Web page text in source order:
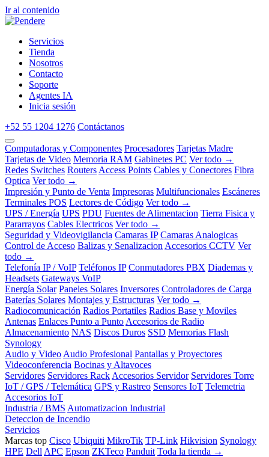
Ir al contenido
Servicios
Tienda
Nosotros
Contacto
Soporte
Agentes IA
Inicia sesión
+52 55 1204 1276 Contáctanos
Computadoras y Componentes Procesadores Tarjetas Madre
Tarjetas de Video Memoria RAM Gabinetes PC Ver todo →
Redes Switches Routers Access Points Cables y Conectores Fibra
Optica Ver todo →
Impresión y Punto de Venta Impresoras Multifuncionales Escáneres
Terminales POS Lectores de Código Ver todo →
UPS / Energía UPS PDU Fuentes de Alimentacion Tierra Fisica y
Pararrayos Cables Electricos Ver todo →
Seguridad y Videovigilancia Camaras IP Camaras Analogicas
Control de Acceso Balizas y Senalizacion Accesorios CCTV Ver
todo →
Telefonía IP / VoIP Teléfonos IP Conmutadores PBX Diademas y
Headsets Gateways VoIP
Energía Solar Paneles Solares Inversores Controladores de Carga
Baterías Solares Montajes y Estructuras Ver todo →
Radiocomunicación Radios Portatiles Radios Base y Moviles
Antenas Enlaces Punto a Punto Accesorios de Radio
Almacenamiento NAS Discos Duros SSD Memorias Flash
Synology
Audio y Video Audio Profesional Pantallas y Proyectores
Videoconferencia Bocinas y Altavoces
Servidores Servidores Rack Accesorios Servidor Servidores Torre
IoT / GPS / Telemática GPS y Rastreo Sensores IoT Telemetria
Accesorios IoT
Industria / BMS Automatizacion Industrial
Deteccion de Incendio
Servicios
Marcas top Cisco Ubiquiti MikroTik TP-Link Hikvision Synology
HPE Dell APC Epson ZKTeco Panduit Toda la tienda →